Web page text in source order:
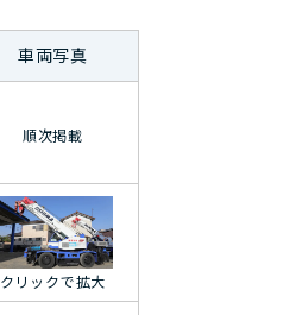
車両写真
順次掲載
クリックで拡大